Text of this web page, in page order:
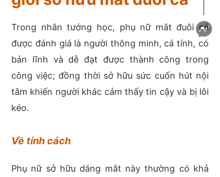
Trong nhân tướng học, phụ nữ mắt đuôi cá
được đánh giá là người thông minh, cá tính, có
bản lĩnh và dễ đạt được thành công trong
công việc; đồng thời sở hữu sức cuốn hút nội
tâm khiến người khác cảm thấy tin cậy và bị lôi
kéo.
Về tính cách
Phụ nữ sở hữu dáng mắt này thường có khả